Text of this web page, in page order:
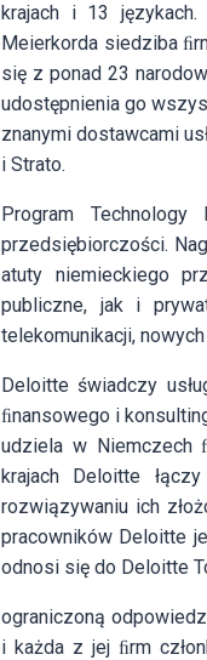
krajach i 13
Meierkorda siedziba
się z ponad 23
udostępnienia go
znanymi dostawcami
i Strato.
Program
przedsiębiorczości.
atuty niemieckiego
publiczne, jak i
telekomunikacji,
Deloitte świadczy
ﬁnansowego i
udziela w Niemczech
krajach Deloitte
rozwiązywaniu ich
pracowników Deloitte
odnosi się do Deloitte
ograniczoną
i każda z jej ﬁrm